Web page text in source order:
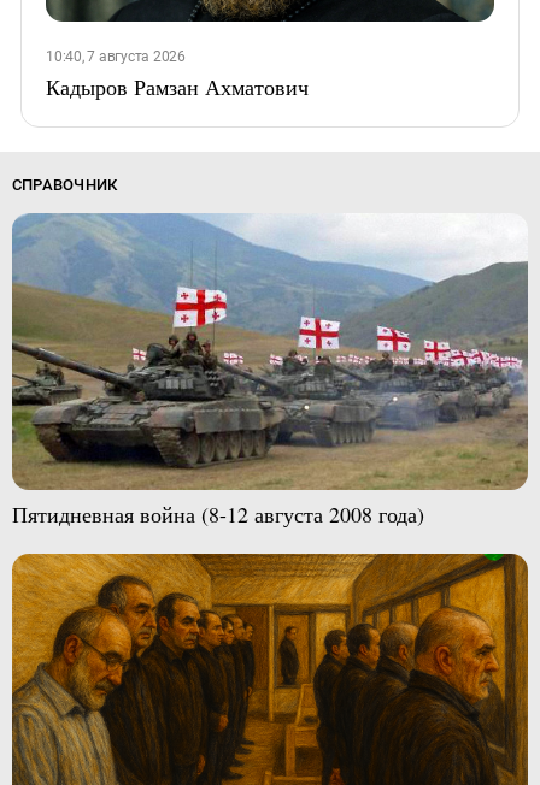
10:40, 7 августа 2026
Кадыров Рамзан Ахматович
СПРАВОЧНИК
Пятидневная война (8-12 августа 2008 года)